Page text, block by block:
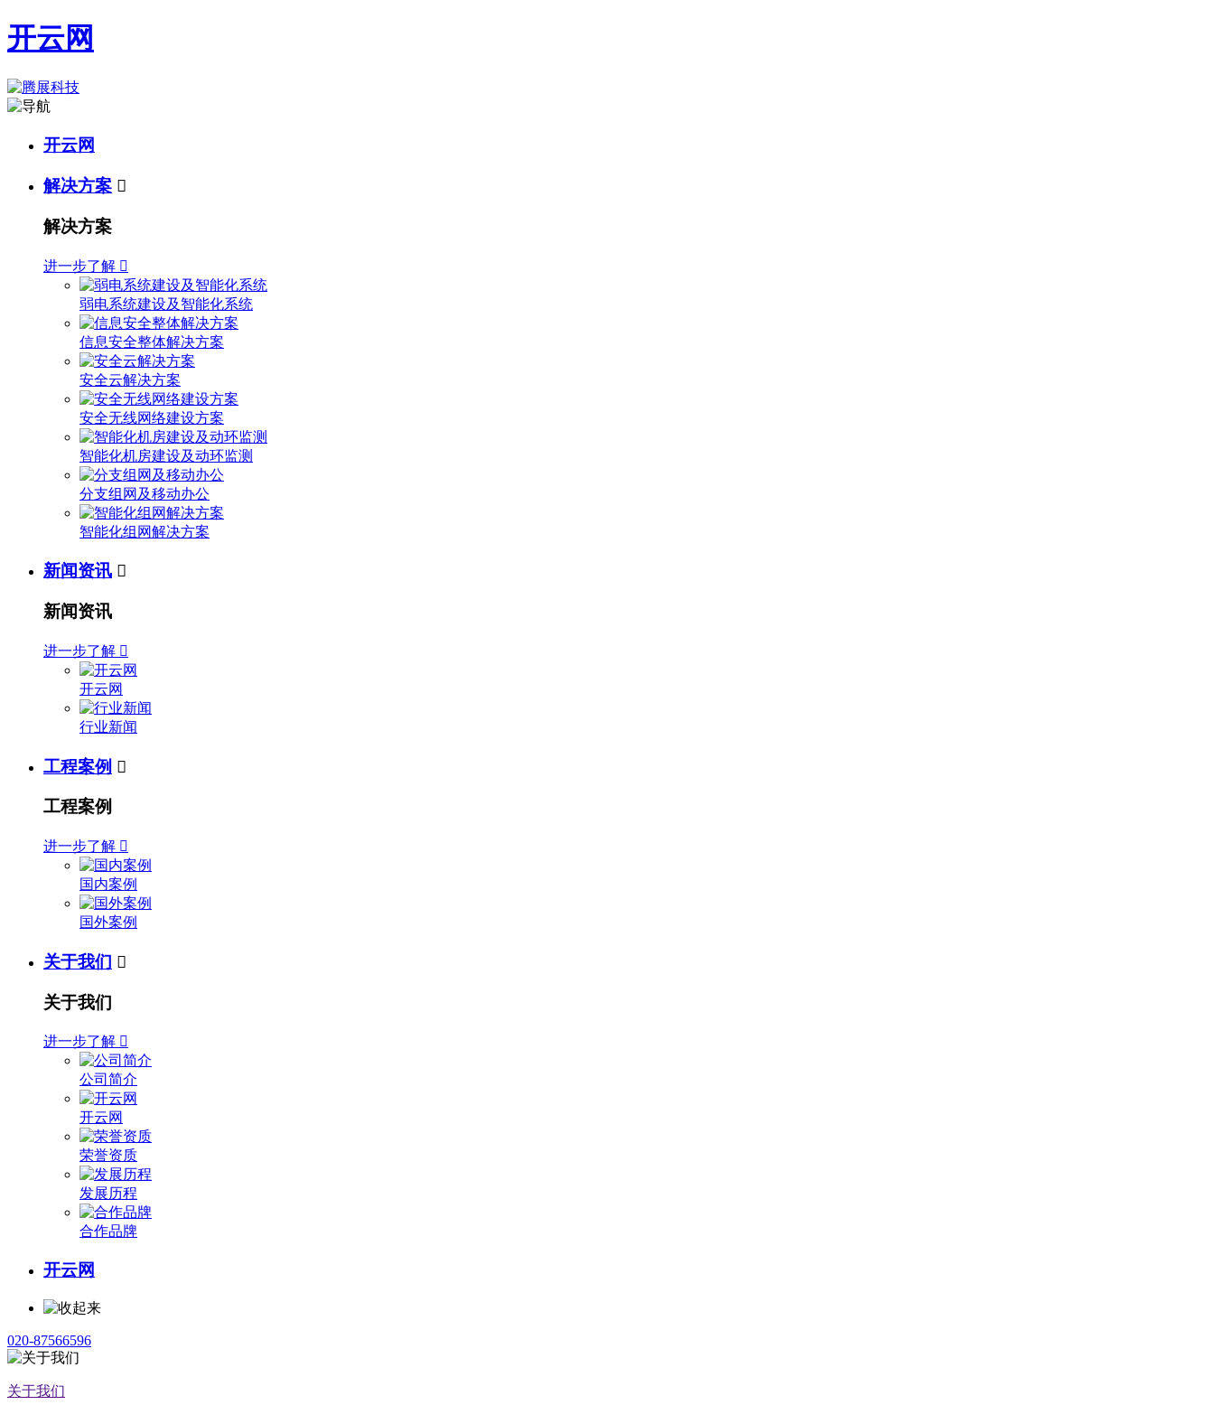
开云网
开云网
解决方案 
解决方案
进一步了解 
弱电系统建设及智能化系统
信息安全整体解决方案
安全云解决方案
安全无线网络建设方案
智能化机房建设及动环监测
分支组网及移动办公
智能化组网解决方案
新闻资讯 
新闻资讯
进一步了解 
开云网
行业新闻
工程案例 
工程案例
进一步了解 
国内案例
国外案例
关于我们 
关于我们
进一步了解 
公司简介
开云网
荣誉资质
发展历程
合作品牌
开云网
020-87566596
关于我们